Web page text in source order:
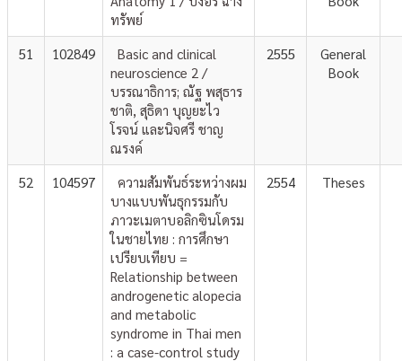
ทรัพย์
51 102849
Basic and clinical
neuroscience 2 /
บรรณาธิการ; ณัฐ พสุธาร
ชาติ, สุธิดา บุญยะไว
โรจน์ และนิจศรี ชาญ
ณรงค์
2555
General
Book
52 104597
ความสัมพันธ์ระหว่างผม
บางแบบพันธุกรรมกับ
ภาวะเมตาบอลิกซินโดรม
ในชายไทย : การศึกษา
เปรียบเทียบ =
Relationship between
androgenetic alopecia
and metabolic
syndrome in Thai men
: a case-control study
2554 Theses